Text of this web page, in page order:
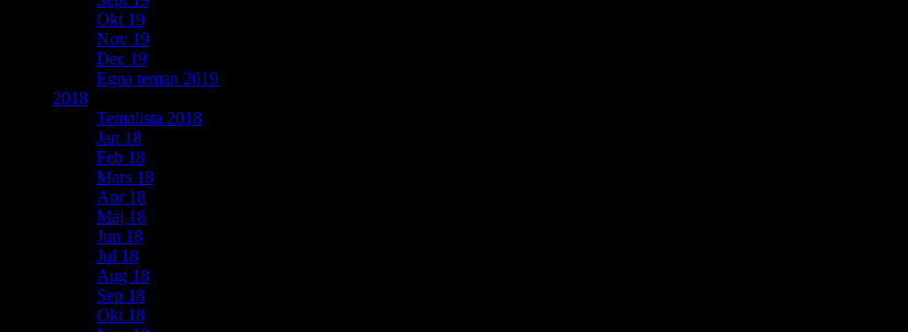
Okt 19
Nov 19
Dec 19
Egna teman 2019
2018
Temalista 2018
Jan 18
Feb 18
Mars 18
Apr 18
Maj 18
Jun 18
Jul 18
Aug 18
Sep 18
Okt 18